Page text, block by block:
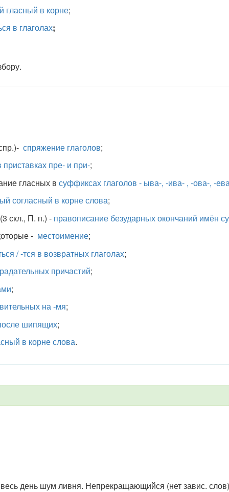
гласный в корне;
в глаголах;
спряжение глаголов;
пре- и при-;
гласных в суффиксах глаголов - ыва-, -ива- , -ова-, -
согласный в корне слова;
скл., П. п.) - правописание безударных окончаний имён
оторые - местоимение;
/ -тся в возвратных глаголах;
причастий;
;
на -мя;
шипящих;
в корне слова.
день шум ливня. Непрекращающийся (нет завис.